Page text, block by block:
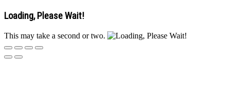
Loading, Please Wait!
This may take a second or two.